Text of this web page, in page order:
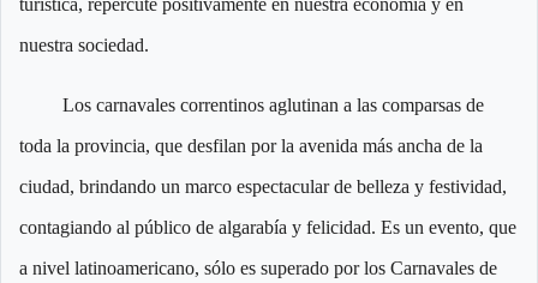
nuestra sociedad.
Los carnavales correntinos aglutinan a las comparsas de
toda la provincia, que desfilan por la avenida más ancha de la
ciudad, brindando un marco espectacular de belleza y festividad,
contagiando al público de algarabía y felicidad. Es un evento, que
a nivel latinoamericano, sólo es superado por los Carnavales de